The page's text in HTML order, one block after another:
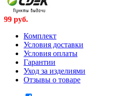
99 руб.
Комплект
Условия доставки
Условия оплаты
Гарантии
Уход за изделиями
Отзывы о товаре